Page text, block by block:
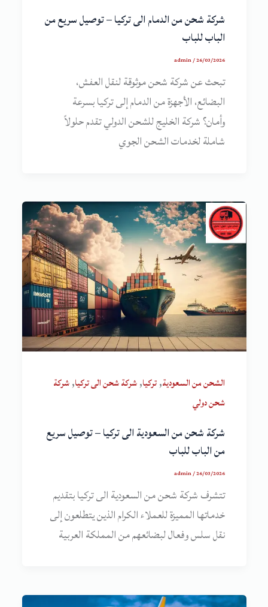
شركة شحن من الدمام الى تركيا – توصيل سريع من
الباب للباب
admin/26/03/2026
تبحث عن شركة شحن موثوقة لنقل العفش،
البضائع، الأجهزة من الدمام إلى تركيا بسرعة
وأمان؟ شركة الخليج للشحن الدولي تقدم حلولاً
شاملة لخدمات الشحن الجوي
الشحن من السعودية,تركيا,شركة شحن الى تركيا,شركة
شحن دولي
شركة شحن من السعودية الى تركيا – توصيل سريع
من الباب للباب
admin/26/03/2026
تتشرف شركة شحن من السعودية الى تركيا بتقديم
خدماتها المميزة للعملاء الكرام الذين يتطلعون إلى
نقل سلس وفعال لبضائعهم من المملكة العربية